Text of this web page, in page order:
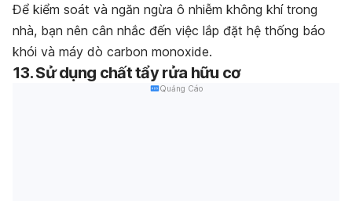
Để kiểm soát và ngăn ngừa ô nhiễm không khí trong
nhà, bạn nên cân nhắc đến việc lắp đặt hệ thống báo
khói và máy dò carbon monoxide.
13. Sử dụng chất tẩy rửa hữu cơ
Quảng Cáo